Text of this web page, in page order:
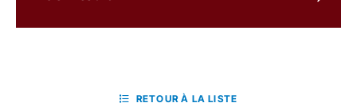
RETOUR À LA LISTE